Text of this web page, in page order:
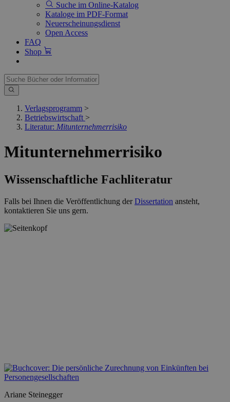
Suche im Online-Katalog
Kataloge im PDF-Format
Neuerscheinungsdienst
Open Access
FAQ
Shop
Verlagsprogramm >
Betriebswirtschaft >
Literatur: Mitunternehmerrisiko
Mitunternehmerrisiko
Wissenschaftliche Fachliteratur
Falls bei Ihnen die Veröffentlichung derDissertation ansteht,
kontaktieren Sie uns gern.
Ariane Steinegger